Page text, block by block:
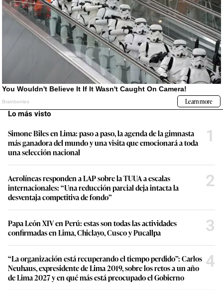
Lo más visto
Simone Biles en Lima: paso a paso, la agenda de la gimnasta
más ganadora del mundo y una visita que emocionará a toda
una selección nacional
1
Aerolíneas responden a LAP sobre la TUUA a escalas
internacionales: “Una reducción parcial deja intacta la
desventaja competitiva de fondo”
2
Papa León XIV en Perú: estas son todas las actividades
confirmadas en Lima, Chiclayo, Cusco y Pucallpa
3
“La organización está recuperando el tiempo perdido”: Carlos
Neuhaus, expresidente de Lima 2019, sobre los retos a un año
de Lima 2027 y en qué más está preocupado el Gobierno
4